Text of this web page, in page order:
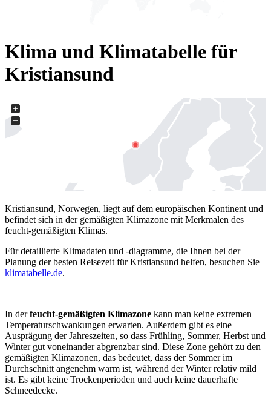
Klima und Klimatabelle für
Kristiansund
+
−
Kristiansund, Norwegen, liegt auf dem europäischen Kontinent und
befindet sich in der gemäßigten Klimazone mit Merkmalen des
feucht-gemäßigten Klimas.
Für detaillierte Klimadaten und -diagramme, die Ihnen bei der
Planung der besten Reisezeit für Kristiansund helfen, besuchen Sie
klimatabelle.de.
In derfeucht-gemäßigten Klimazone kann man keine extremen
Temperaturschwankungen erwarten. Außerdem gibt es eine
Ausprägung der Jahreszeiten, so dass Frühling, Sommer, Herbst und
Winter gut voneinander abgrenzbar sind. Diese Zone gehört zu den
gemäßigten Klimazonen, das bedeutet, dass der Sommer im
Durchschnitt angenehm warm ist, während der Winter relativ mild
ist. Es gibt keine Trockenperioden und auch keine dauerhafte
Schneedecke.